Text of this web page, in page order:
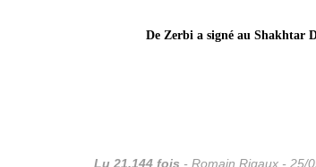
De Zerbi a signé au Shakhtar
Lu 21.144 fois - Romain Rigaux - 25/